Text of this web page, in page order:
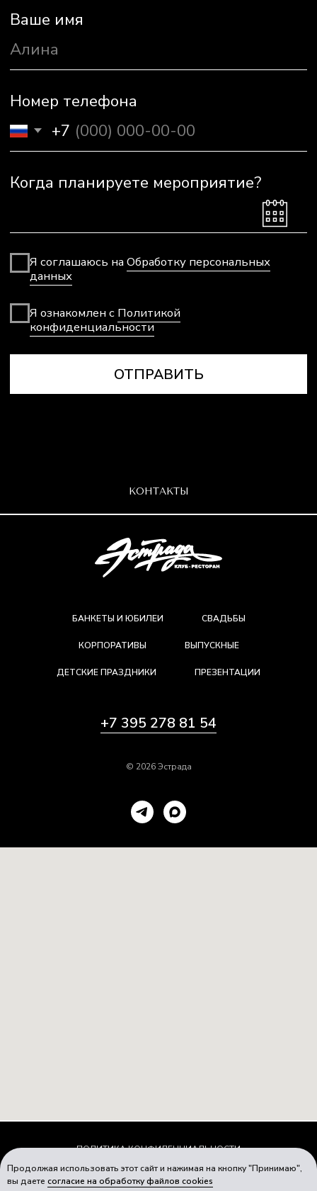
КОНТАКТЫ
БАНКЕТЫ И ЮБИЛЕИ СВАДЬБЫ
КОРПОРАТИВЫ ВЫПУСКНЫЕ
ДЕТСКИЕ ПРАЗДНИКИ ПРЕЗЕНТАЦИИ
+7 395 278 81 54
© 2026 Эстрада
ПОЛИТИКА КОНФИДЕНЦИАЛЬНОСТИ
СОГЛАСИЕ НА ОБРАБОТКУ ПЕРСОНАЛЬНЫХ ДАННЫХ
Продолжая использовать этот сайт и нажимая на кнопку "Принимаю",
вы даете согласие на обработку файлов cookies